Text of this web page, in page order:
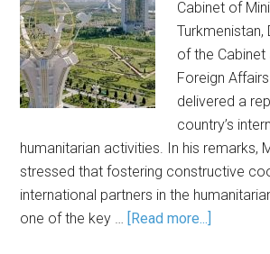
Cabinet of
Turkmenistan,
of the
Foreign
delivered a
country’s
humanitarian activities. In his remarks,
stressed that fostering constructive
international partners in the
one of the key … [Read more...]